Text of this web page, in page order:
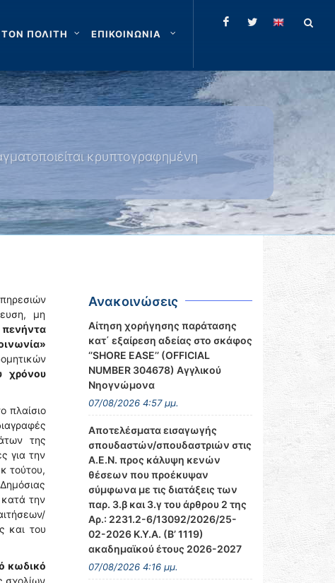
ΤΟΝ ΠΟΛΙΤΗ ΕΠΙΚΟΙΝΩΝΙΑ
κρυπτογραφημένη
μη
χρόνου
πλαίσιο
της
για την
τούτου,
κατά την
και του
κωδικό
σχολίων
Ανακοινώσεις
Αίτηση χορήγησης παράτασης
κατ΄ εξαίρεση αδείας στο σκάφος
‘’SHORE EASE’’ (OFFICIAL
NUMBER 304678) Αγγλικού
Νηογνώμονα
07/08/2026 4:57 μμ.
Αποτελέσματα εισαγωγής
σπουδαστών/σπουδαστριών στις
Α.Ε.Ν. προς κάλυψη κενών
θέσεων που προέκυψαν
σύμφωνα με τις διατάξεις των
παρ. 3.β και 3.γ του άρθρου 2 της
Αρ.: 2231.2-6/13092/2026/25-
02-2026 Κ.Υ.Α. (Β’ 1119)
ακαδημαϊκού έτους 2026-2027
07/08/2026 4:16 μμ.